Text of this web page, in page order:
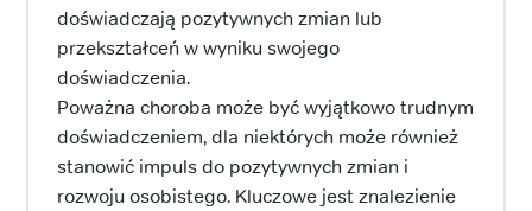
doświadczają pozytywnych zmian lub
przekształceń w wyniku swojego
doświadczenia.
Poważna choroba może być wyjątkowo trudnym
doświadczeniem, dla niektórych może również
stanowić impuls do pozytywnych zmian i
rozwoju osobistego. Kluczowe jest znalezienie